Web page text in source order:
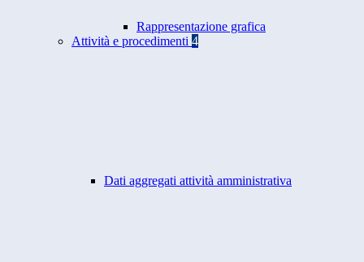
Rappresentazione grafica
Attività e procedimenti 4
Dati aggregati attività amministrativa